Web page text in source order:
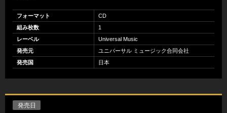
フォーマット
CD
組み枚数
1
レーベル
Universal Music
発売元
ユニバーサル ミュージック合同会社
発売国
日本
発売日